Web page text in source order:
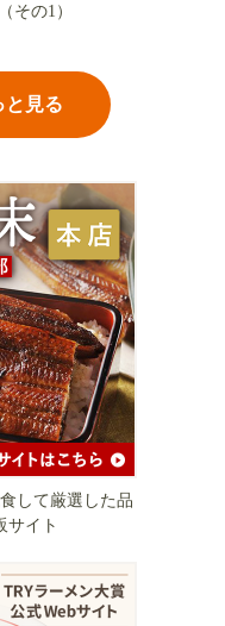
その1）
と見る
して厳選した品
サイト